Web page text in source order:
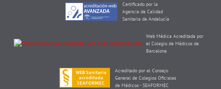
Certificado por la
Agencia de Calidad
Sanitaria de Andalucía
Web Médica Acreditada por
el Colegio de Médicos de
Barcelona
Acreditado por el Consejo
General de Colegios Oficiales
de Médicos - SEAFORMEC